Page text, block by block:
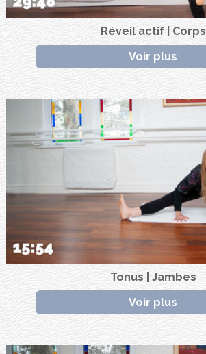
Réveil actif | Corps
Voir plus
Tonus | Jambes
Voir plus